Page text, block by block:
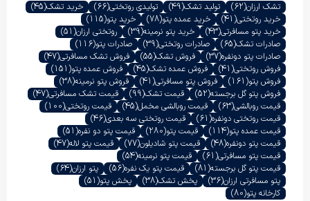
تشک ارزان(62) تولید تشک(49) تولیدی روتختی(66) خرید تشک(45)
خرید روتختی(41) خرید عمده پتو(78) خرید پتو(115)
خرید پتو مسافرتی(43) خرید پتو نرمینه(39) روتختی ارزان(51)
صادرات تشک(65) صادرات روتختی(39) صادرات پتو(116)
صادرات پتو دونفره(37) فروش تشک(55) فروش تشک مسافرتی(47)
فروش روتختی(41) فروش عمده تشک(45) فروش عمده پتو(151)
فروش پتو(161) فروش پتو مسافرتی(41) فروش پتو نرمینه(38)
فروش پتو گل برجسته(52) قیمت تشک(99) قیمت تشک مسافرتی(47)
قیمت روبالشی(63) قیمت روبالشی مخمل(45) قیمت روتختی(100)
قیمت روتختی دونفره(61) قیمت روتختی سه بعدی(46)
قیمت عمده پتو(114) قیمت پتو(280) قیمت پتو دو نفره(51)
قیمت پتو دونفره(48) قیمت پتو شادیلون(77) قیمت پتو لاله(47)
قیمت پتو مسافرتی(61) قیمت پتو نرمینه(54)
قیمت پتو گل برجسته(81) قیمت پتو یک نفره(56) پتو ارزان(64)
پتو مسافرتی ارزان(36) پخش تشک(38) پخش پتو(51)
کارخانه پتو(80)